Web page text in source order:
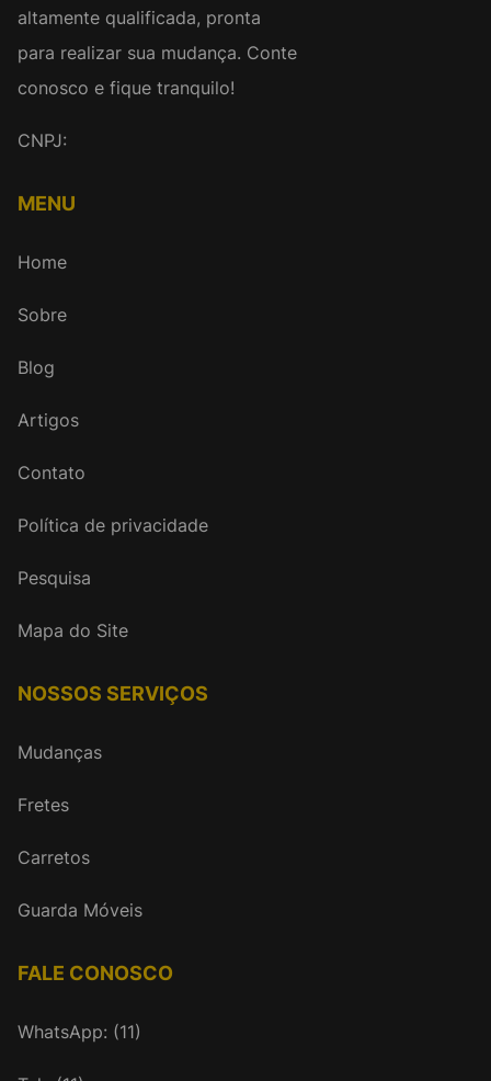
altamente qualificada, pronta
para realizar sua mudança. Conte
conosco e fique tranquilo!
CNPJ:
MENU
Home
Sobre
Blog
Artigos
Contato
Política de privacidade
Pesquisa
Mapa do Site
NOSSOS SERVIÇOS
Mudanças
Fretes
Carretos
Guarda Móveis
FALE CONOSCO
WhatsApp: (11)